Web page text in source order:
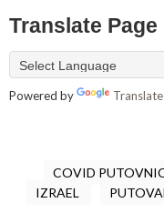
Translate Page
Powered by Translate
COVID
IZRAEL